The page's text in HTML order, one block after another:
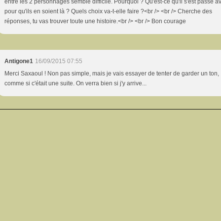
entre les 2 personnages semble difficile. Pourquoi ? Qu'est-ce qu'il s'est passé
pour qu'ils en soient là ? Quels choix va-t-elle faire ?<br /> <br /> Cherche des
réponses, tu vas trouver toute une histoire.<br /> <br /> Bon courage
Antigone1 16/09/2015 07:55
Merci Saxaoul ! Non pas simple, mais je vais essayer de tenter de garder un ton,
comme si c'était une suite. On verra bien si j'y arrive...